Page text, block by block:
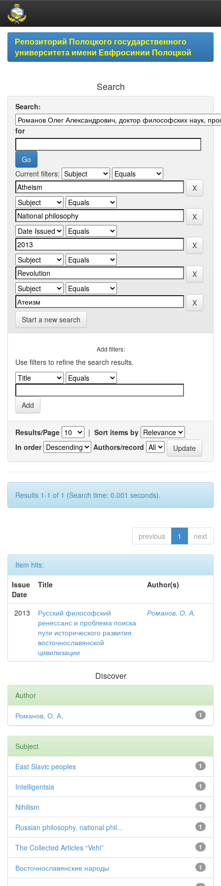
Skip
navigationРепозиторий Полоцкого государственного
университета имени Евфросинии Полоцкой
Search
Search:
for
Current filters:
Start a new search
Add filters:
Use filters to refine the search results.
Results/Page | Sort items by
In order
Authors/record
Results 1-1 of 1 (Search time: 0.001 seconds).
previous 1 next
Item hits:
Issue
Date
Title Author(s)
2013
Русский философский
ренессанс и проблема поиска
пути исторического развития
восточнославянской
цивилизации
Романов, О. А.
Discover
Author
1
Романов, О. А.
Subject
1
East Slavic peoples
1
Intelligentsia
1
Nihilism
1
Russian philosophy, national phil...
1
The Collected Articles “Vehi”
1
Восточнославянские народы